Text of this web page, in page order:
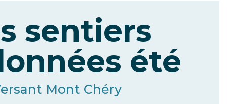
sentiers
été
Mont Chéry
Les crêtes
du Mont-
Chéry +